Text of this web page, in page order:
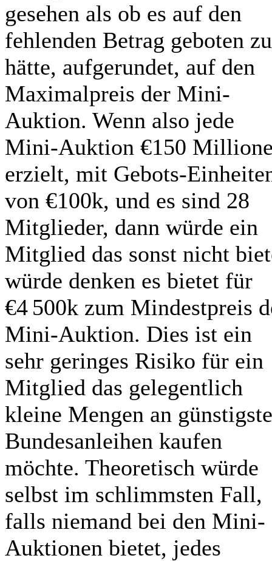
gesehen als ob es auf den
fehlenden Betrag geboten zu
hätte, aufgerundet, auf den
Maximalpreis der Mini-
Auktion. Wenn also jede
Mini-Auktion €150
erzielt, mit Gebots-
von €100k, und es sind 28
Mitglieder, dann würde ein
Mitglied das sonst nicht
würde denken es bietet für
€4 500k zum Mindestpreis
Mini-Auktion. Dies ist ein
sehr geringes Risiko für ein
Mitglied das gelegentlich
kleine Mengen an
Bundesanleihen kaufen
möchte. Theoretisch würde
selbst im schlimmsten Fall,
falls niemand bei den Mini-
Auktionen bietet, jedes